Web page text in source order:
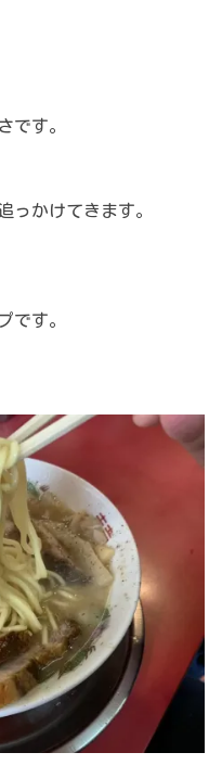
です。
っかけてきます。
です。